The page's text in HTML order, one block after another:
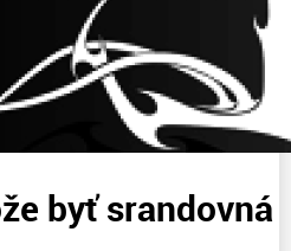
byť srandovná